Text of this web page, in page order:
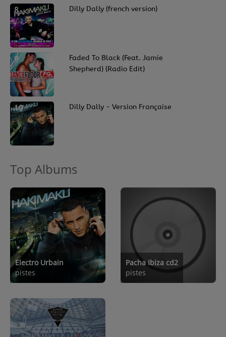
8 Dilly Dally (french version)
9
Faded To Black (Feat. Jamie
Shepherd) (Radio Edit)
10 Dilly Dally - Version Française
Top Albums
Electro Urbain
pistes
Pacha Ibiza cd2
pistes